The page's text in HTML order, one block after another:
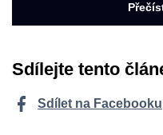
Sdílejte tento
Sdílet na Facebooku